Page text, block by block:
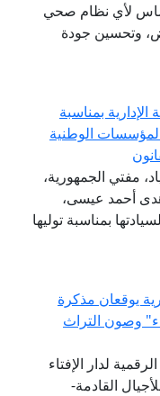
لأي نظام صحي
وتحسين جودة
بمناسبة
المؤسسات الوطنية
مفتي الجمهورية،
هدى أحمد عيسى،
بمناسبة توليها
يوقعان مذكرة
وصون التراث
لدار الإفتاء
القادمة-